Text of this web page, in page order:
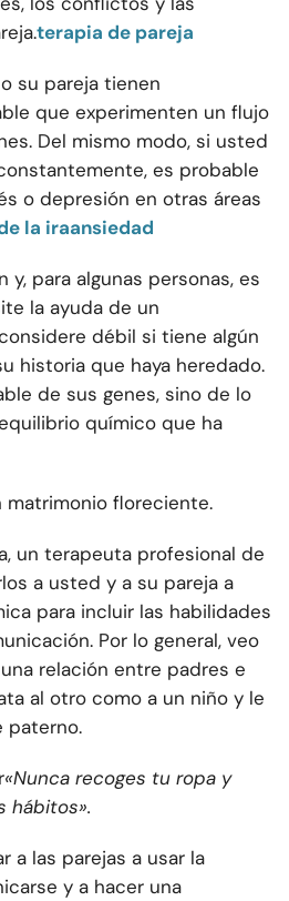
terapia de pareja
su pareja tienen
que experimenten un flujo
Del mismo modo, si usted
es probable
o depresión en otras áreas
la iraansiedad
para algunas personas, es
la ayuda de un
débil si tiene algún
historia que haya heredado.
de sus genes, sino de lo
químico que ha
matrimonio floreciente.
un terapeuta profesional de
a usted y a su pareja a
para incluir las habilidades
Por lo general, veo
relación entre padres e
al otro como a un niño y le
paterno.
«Nunca recoges tu ropa y
hábitos».
a las parejas a usar la
y a hacer una